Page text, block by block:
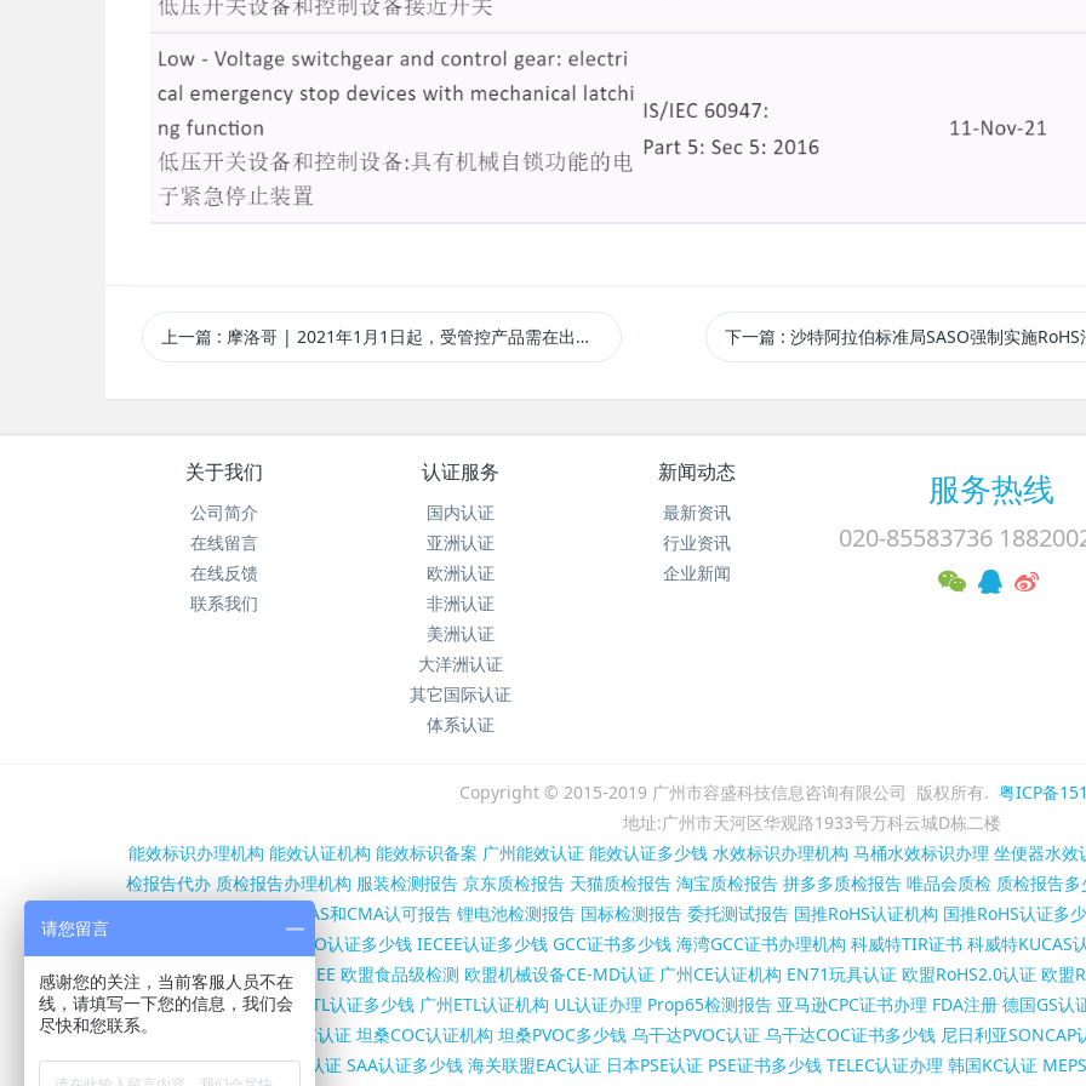
上一篇 : 摩洛哥 | 2021年1月1日起，受管控产品需在出口前获得COC证书 下一篇 : 沙特阿拉伯标准局SASO强制实施RoHS
关于我们
公司简介
在线留言
在线反馈
联系我们
认证服务
国内认证
亚洲认证
欧洲认证
非洲认证
美洲认证
大洋洲认证
其它国际认证
体系认证
新闻动态
最新资讯
行业资讯
企业新闻
服务热线
020-85583736
Copyright © 2015-2019 广州市容盛科技信息咨询有限公司 版权所有. 粤ICP备
地址:广州市天河区华观路1933号万科云城D栋二楼
能效标识办理机构 能效认证机构 能效标识备案 广州能效认证 能效认证多少钱 水效标识办理机构 马桶水效标识办理 坐便器水效
检报告代办 质检报告办理机构 服装检测报告 京东质检报告 天猫质检报告 淘宝质检报告 拼多多质检报告 唯品会质检 质检报告
CNAS和CMA认可报告 锂电池检测报告 国标检测报告 委托测试报告 国推RoHS认证机构 国推RoHS认证多
SASO认证多少钱 IECEE认证多少钱 GCC证书多少钱 海湾GCC证书办理机构 科威特TIR证书 科威特KUCAS
证
欧盟RED认证 欧盟WEEE 欧盟食品级检测 欧盟机械设备CE-MD认证 广州CE认证机构 EN71玩具认证 欧盟RoHS2.0认证 欧盟
构 FCC证书多少钱 北美ETL认证多少钱 广州ETL认证机构 UL认证办理 Prop65检测报告 亚马逊CPC证书办理 FDA注册 德国GS认
书办理机构
坦桑尼亚COC认证 坦桑COC认证机构 坦桑PVOC多少钱 乌干达PVOC认证 乌干达COC证书多少钱 尼日利亚SONCAP
SC证书多少钱 澳洲RCM认证 SAA认证多少钱 海关联盟EAC认证 日本PSE认证 PSE证书多少钱 TELEC认证办理 韩国KC认证
请您留言
感谢您的关注，当前客服人员不在
线，请填写一下您的信息，我们会
尽快和您联系。